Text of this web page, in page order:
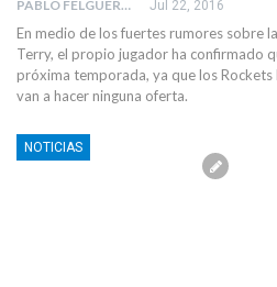
PABLO FELGUERA Jul 22, 2016
En medio de los fuertes rumores sobre
Terry, el propio jugador ha confirmado
próxima temporada, ya que los Rockets
van a hacer ninguna oferta.
NOTICIAS